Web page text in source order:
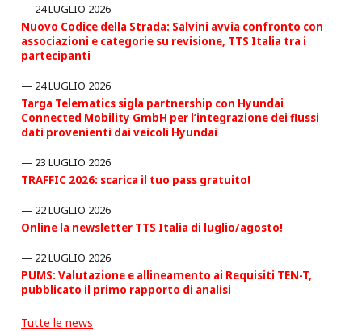
24 LUGLIO 2026
Nuovo Codice della Strada: Salvini avvia confronto con
associazioni e categorie su revisione, TTS Italia tra i
partecipanti
24 LUGLIO 2026
Targa Telematics sigla partnership con Hyundai
Connected Mobility GmbH per l’integrazione dei flussi
dati provenienti dai veicoli Hyundai
23 LUGLIO 2026
TRAFFIC 2026: scarica il tuo pass gratuito!
22 LUGLIO 2026
Online la newsletter TTS Italia di luglio/agosto!
22 LUGLIO 2026
PUMS: Valutazione e allineamento ai Requisiti TEN-T,
pubblicato il primo rapporto di analisi
Tutte le news